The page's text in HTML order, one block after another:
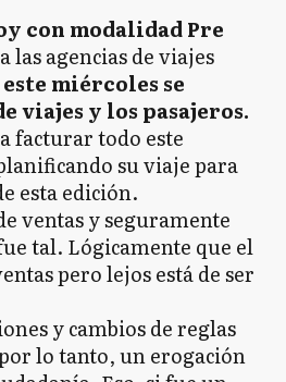
con modalidad Pre
las agencias de viajes
este miércoles se
viajes y los pasajeros.
facturar todo este
su viaje para
esta edición.
ventas y seguramente
tal. Lógicamente que el
pero lejos está de ser
y cambios de reglas
lo tanto, un erogación